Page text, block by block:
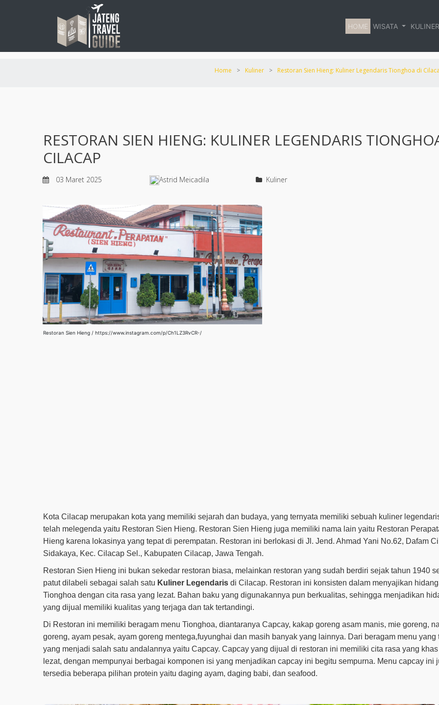
HOME WISATA KULINER
Home > Kuliner > Restoran Sien Hieng: Kuliner Legendaris Tionghoa di
RESTORAN SIEN HIENG: KULINER LEGENDARIS
CILACAP
03 Maret 2025 Astrid Meicadila Kuliner
Restoran Sien Hieng / https://www.instagram.com/p/Ch1LZ3RvCR-/
Kota Cilacap merupakan kota yang memiliki sejarah dan budaya, yang ternyata memiliki sebuah kuliner
telah melegenda yaitu Restoran Sien Hieng. Restoran Sien Hieng juga memiliki nama lain yaitu Restoran
Hieng karena lokasinya yang tepat di perempatan. Restoran ini berlokasi di Jl. Jend. Ahmad Yani No.62, Dafam
Sidakaya, Kec. Cilacap Sel., Kabupaten Cilacap, Jawa Tengah.
Restoran Sien Hieng ini bukan sekedar restoran biasa, melainkan restoran yang sudah berdiri sejak tahun 1940
patut dilabeli sebagai salah satu Kuliner Legendaris di Cilacap. Restoran ini konsisten dalam menyajikan
Tionghoa dengan cita rasa yang lezat. Bahan baku yang digunakannya pun berkualitas, sehingga menjadikan
yang dijual memiliki kualitas yang terjaga dan tak tertandingi.
Di Restoran ini memiliki beragam menu Tionghoa, diantaranya Capcay, kakap goreng asam manis, mie goreng,
goreng, ayam pesak, ayam goreng mentega,fuyunghai dan masih banyak yang lainnya. Dari beragam menu yang
yang menjadi salah satu andalannya yaitu Capcay. Capcay yang dijual di restoran ini memiliki cita rasa yang
lezat, dengan mempunyai berbagai komponen isi yang menjadikan capcay ini begitu sempurna. Menu capcay ini
tersedia beberapa pilihan protein yaitu daging ayam, daging babi, dan seafood.